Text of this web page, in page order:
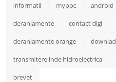
informatii myppc android
deranjamente contact digi
deranjamente orange downlad
transmitere inde hidroelectrica
brevet